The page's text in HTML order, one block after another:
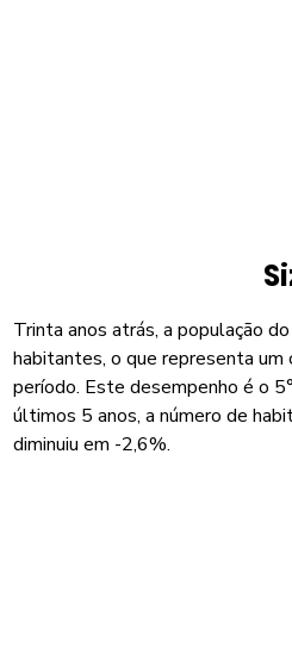
Trinta anos atrás, a população
habitantes, o que representa
período. Este desempenho é o
últimos 5 anos, a número de
diminuiu em -2,6%.